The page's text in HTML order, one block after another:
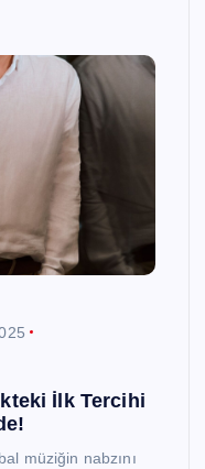
İlk Tercihi
müziğin nabzını